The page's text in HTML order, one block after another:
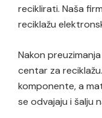
reciklirati. Naša
reciklažu
Nakon
centar za
komponente, a
se odvajaju i šalju